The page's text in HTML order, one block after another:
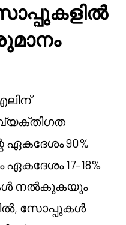
ഏകദേശം 90%
17–18%
നൽകുകയും
സോപ്പുകൾ